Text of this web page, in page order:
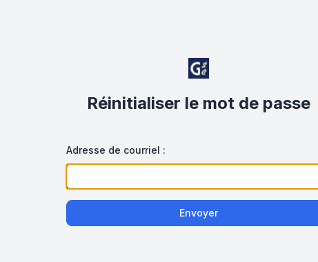
Réinitialiser le mot de passe
Adresse de courriel :
Envoyer